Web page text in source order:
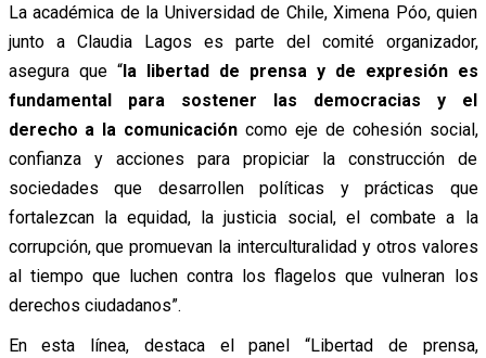
La académica de la Universidad de Chile, Ximena Póo, quien
junto a Claudia Lagos es parte del comité organizador,
asegura que “la libertad de prensa y de expresión es
fundamental para sostener las democracias y el
derecho a la comunicación como eje de cohesión social,
confianza y acciones para propiciar la construcción de
sociedades que desarrollen políticas y prácticas que
fortalezcan la equidad, la justicia social, el combate a la
corrupción, que promuevan la interculturalidad y otros valores
al tiempo que luchen contra los flagelos que vulneran los
derechos ciudadanos”.
En esta línea, destaca el panel “Libertad de prensa,